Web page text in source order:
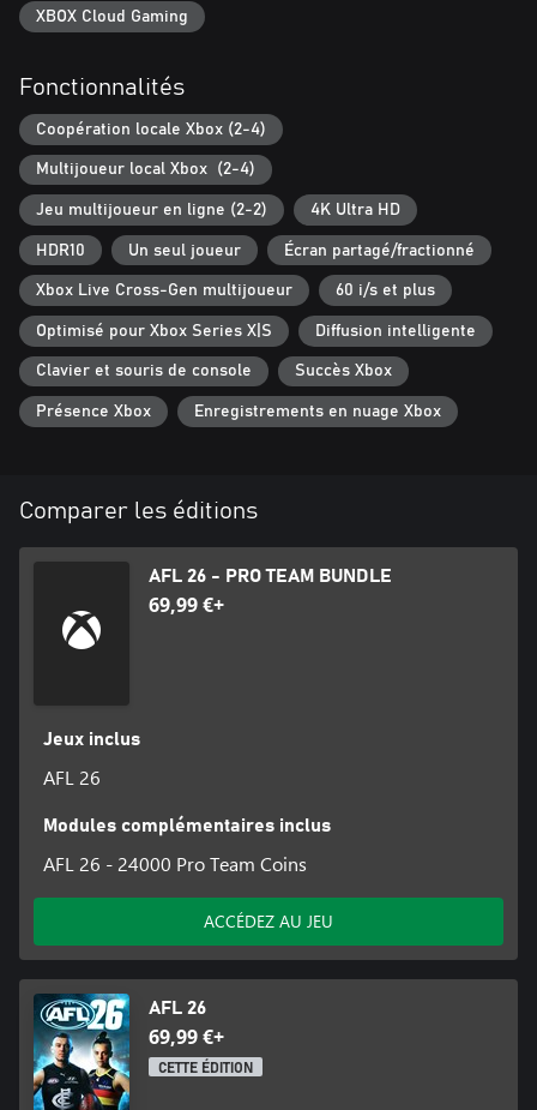
le destin de votre équipe. Gérez votre liste avec précision,
encouragez les jeunes talents et guidez-les dans les rangs. Le jour
les bonnes décisions, ajustez vos tactiques et propulsez votre
équipe vers la gloire.
FIDÉLITÉ EXCEPTIONNELLE
Chaque joueur de l'AFL et de l'AFLW a été recréé avec un niveau
de détail incroyable, de ses compétences de signature optimisées
par Champion Data à ses caractéristiques physiques
soigneusement numérisées avec la dernière technologie de
photogrammétrie, les joueurs prennent vie comme jamais
auparavant.
FAITES VOTRE MARQUE
Concevez et personnalisez votre propre club, vos joueurs et vos
stades avec les outils de pointe Academy. Découvrez l'AFL 26 de
XBOX Cloud Gaming
Fonctionnalités
Coopération locale Xbox (2-4)
Multijoueur local Xbox (2-4)
Jeu multijoueur en ligne (2-2) 4K Ultra HD
HDR10 Un seul joueur Écran partagé/fractionné
Xbox Live Cross-Gen multijoueur 60 i/s et plus
Optimisé pour Xbox Series X|S Diffusion intelligente
Clavier et souris de console Succès Xbox
Présence Xbox Enregistrements en nuage Xbox
Comparer les éditions
AFL 26 - PRO TEAM BUNDLE
69,99 €+
Jeux inclus
AFL 26
Modules complémentaires inclus
AFL 26 - 24000 Pro Team Coins
ACCÉDEZ AU JEU
AFL 26
69,99 €+
CETTE ÉDITION